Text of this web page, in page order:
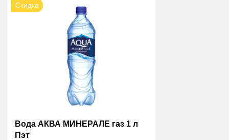
Скидка
Вода АКВА МИНЕРАЛЕ газ 1 л
Пэт